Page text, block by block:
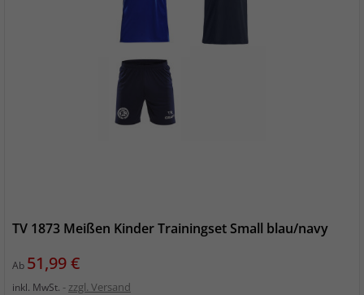
TV 1873 Meißen Kinder Trainingset Small blau/navy
Ab Preis
51,99 €
inkl. MwSt. zzgl. Versand